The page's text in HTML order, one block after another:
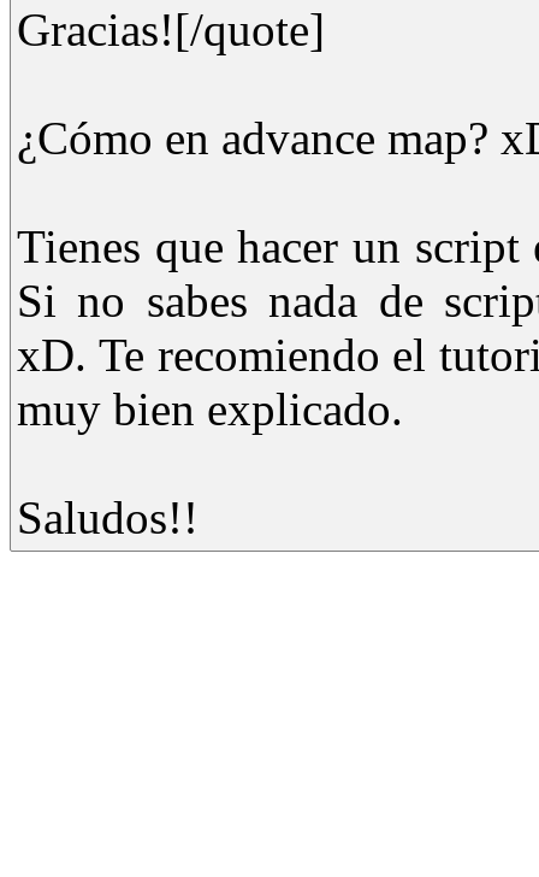
Gracias![/quote]
¿Cómo en advance map?
Tienes que hacer un
Si no sabes nada de
xD. Te recomiendo el
muy bien explicado.
Saludos!!